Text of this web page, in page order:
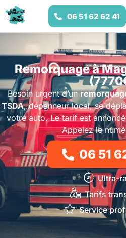
06 51 62 62 41
Remorquage à
Besoin urgent d’un
TSDA, dépanneur local, se
votre auto. Le tarif est
Appelez le
06 51
Ultra-
Tarifs
Service